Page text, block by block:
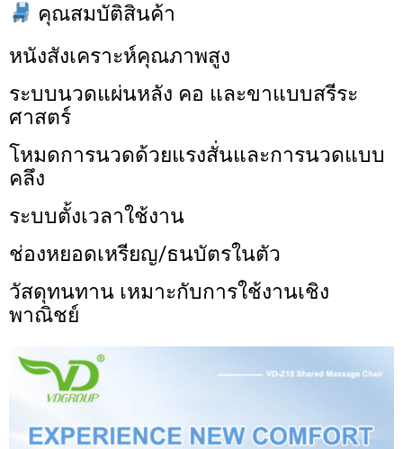
คุณสมบัติสินค้า
หนังสังเคราะห์คุณภาพสูง
ระบบนวดแผ่นหลัง คอ และขาแบบสรีระ
ศาสตร์
โหมดการนวดด้วยแรงสั่นและการนวดแบบ
คลึง
ระบบตั้งเวลาใช้งาน
ช่องหยอดเหรียญ/ธนบัตรในตัว
วัสดุทนทาน เหมาะกับการใช้งานเชิง
พาณิชย์